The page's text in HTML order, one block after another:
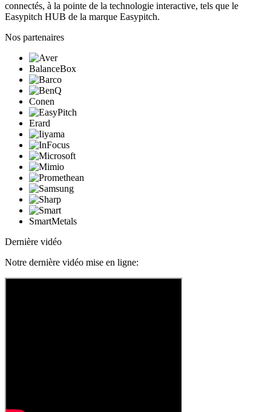
connectés, à la pointe de la technologie interactive, tels que le
Easypitch HUB de la marque Easypitch.
Nos partenaires
BalanceBox
Conen
Erard
SmartMetals
Dernière vidéo
Notre dernière vidéo mise en ligne: